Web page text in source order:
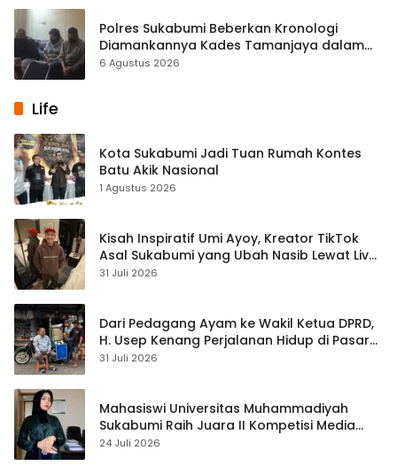
Polres Sukabumi Beberkan Kronologi
Diamankannya Kades Tamanjaya dalam
Kasus Sabu
6 Agustus 2026
Life
Kota Sukabumi Jadi Tuan Rumah Kontes
Batu Akik Nasional
1 Agustus 2026
Kisah Inspiratif Umi Ayoy, Kreator TikTok
Asal Sukabumi yang Ubah Nasib Lewat Live
Streaming
31 Juli 2026
Dari Pedagang Ayam ke Wakil Ketua DPRD,
H. Usep Kenang Perjalanan Hidup di Pasar
Cisaat
31 Juli 2026
Mahasiswi Universitas Muhammadiyah
Sukabumi Raih Juara II Kompetisi Media
Pembelajaran Digital Tingkat Internasional
24 Juli 2026